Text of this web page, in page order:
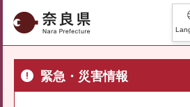
奈良県
緊急・災害情報